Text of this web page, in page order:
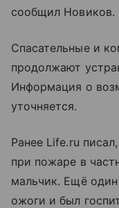
сообщил Новиков.
Спасательные и
продолжают
Информация о
уточняется.
Ранее Life.ru
при пожаре в
мальчик. Ещё
ожоги и был